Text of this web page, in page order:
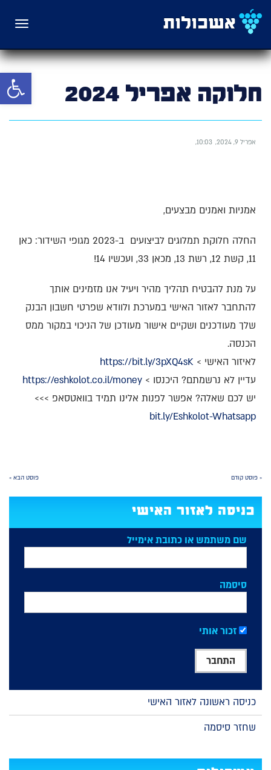
פתח
תפריט
חלוקה אפריל 2024
אפריל 9, 2024 10:03
אמניות ואמנים מבצעים,
החלה חלוקת תמלוגים לביצועים ב-2023 מגופי השידור: כאן
11, קשת 12, רשת 13, מכאן 33, ועכשיו 14!
על מנת להבטיח תהליך מהיר ויעיל אנו מזמינים אותך
להתחבר לאזור האישי במערכת ולוודא שפרטי חשבון הבנק
שלך מעודכנים ושקיים אישור מעודכן של הניכוי במקור ממס
הכנסה.
לאיזור האישי > https://bit.ly/3pXQ4sK
עדיין לא נרשמתם? היכנסו > https://eshkolot.co.il/money
יש לכם שאלה? אפשר לפנות אלינו תמיד בוואטסאפ >>>
bit.ly/Eshkolot-Whatsapp
« פוסט קודם פוסט הבא »
כניסה לאזור האישי
שם משתמש או כתובת אימייל
סיסמה
זכור אותי
כניסה ראשונה לאזור האישי
שחזר סיסמה